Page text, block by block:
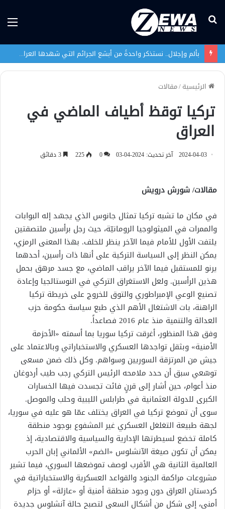
بحث
بألم وإجلال.. نستذكر واحدةً من أبشع الجرائم التي شهدها العراق في تاريخه الحديث
الرئيسية/مقالات
تركيا توقظ أطياف الماضي في
العراق
2024-04-03 آخر تحديث: 2024-04-03 0
225
مقالات/ شورش درويش
في مكان ما تشبه تركيا تمثال جانوس الذي يجسّد إله البوابات
والممرات في الميثولوجيا الرومانيّة، حيث رجل برأسين ملتصقتين
يلتفت الأول للأمام فيما الآخر ينظر للخلف. بهذا المعنى الرمزي،
يمكن النظر إلى السياسة التركية على أنها ذات رأسين، أحدهما
يرنو للمستقبل فيما الآخر يراقب الماضي، مع جسد مرهق بحمل
هذين الرأسين. ولعل الاستغراق التركي في النوستالجيا وإعادة
تصنيع الوعي الإمبراطوري والتوق للخروج على خريطة تركيا
الراهنة، بات الاشتغال الأهم الذي طبع سياسة حكومة حزب
العدالة والتنمية منذ عام 2016 فصاعداً.
وفق هذا المنظور، أغرقت تركيا سوريا بما أسمته «الأحزمة
الأمنية» وبثقل تواجدها العسكري والاستخباراتي وبالاعتماد على
جيش من المرتزقة السوريين وسواهم. وكل ذلك ضمن مسعى
توسّعي سبق أن حدد ملامحه الرئيس التركي رجب طيب أردوغان
منذ أعوام، حين أشار إلى قرنٍ فائت تجسدت فيها الخسارات
الكبرى للدولة العثمانية في طرابلس الليبية وحلب والموصل.
سوى أن تموضع تركيا في العراق يختلف عمّا هو عليه في سوريا،
لجهة طبيعة التغلغل العسكري غير المشفوع بوجود منطقة
كاملة تخضع لسيطرتها الإدارية والسياسية والاقتصادية، إذ
يمكن أن تكون صيغة الآنشلوس «الضم» الألماني إبان الحرب
العالمية الثانية هي الأقرب لوصف تموضعها السوري، فيما تشير
مشروعات مراكمة الجنود والقواعد العسكرية والاستخباراتية في
كردستان العراق دون وجود منطقة أمنية أو «عازلة» أو حزام
أمني، إلى شكل من أشكال السعي لتصبح حالة آنشلوس جديدة